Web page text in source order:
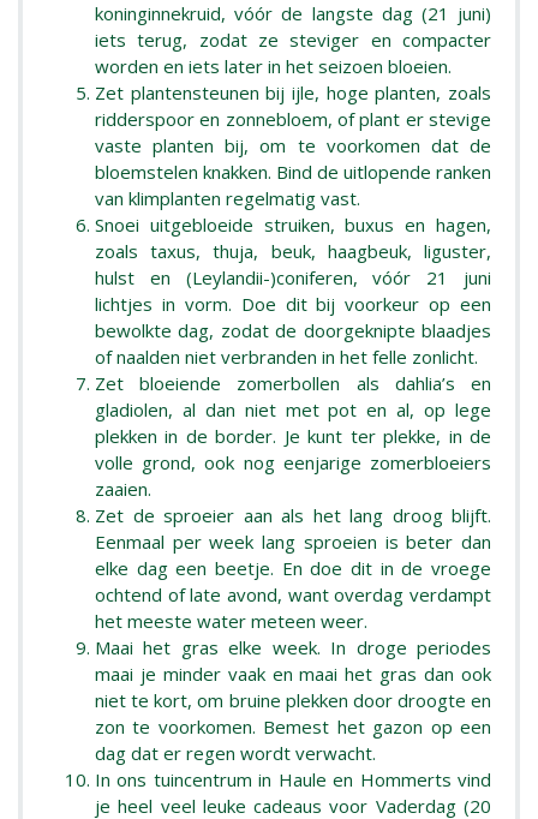
koninginnekruid, vóór de langste dag (21 juni)
iets terug, zodat ze steviger en compacter
worden en iets later in het seizoen bloeien.
Zet plantensteunen bij ijle, hoge planten, zoals
ridderspoor en zonnebloem, of plant er stevige
vaste planten bij, om te voorkomen dat de
bloemstelen knakken. Bind de uitlopende ranken
van klimplanten regelmatig vast.
Snoei uitgebloeide struiken, buxus en hagen,
zoals taxus, thuja, beuk, haagbeuk, liguster,
hulst en (Leylandii-)coniferen, vóór 21 juni
lichtjes in vorm. Doe dit bij voorkeur op een
bewolkte dag, zodat de doorgeknipte blaadjes
of naalden niet verbranden in het felle zonlicht.
Zet bloeiende zomerbollen als dahlia’s en
gladiolen, al dan niet met pot en al, op lege
plekken in de border. Je kunt ter plekke, in de
volle grond, ook nog eenjarige zomerbloeiers
zaaien.
Zet de sproeier aan als het lang droog blijft.
Eenmaal per week lang sproeien is beter dan
elke dag een beetje. En doe dit in de vroege
ochtend of late avond, want overdag verdampt
het meeste water meteen weer.
Maai het gras elke week. In droge periodes
maai je minder vaak en maai het gras dan ook
niet te kort, om bruine plekken door droogte en
zon te voorkomen. Bemest het gazon op een
dag dat er regen wordt verwacht.
In ons tuincentrum in Haule en Hommerts vind
je heel veel leuke cadeaus voor Vaderdag (20